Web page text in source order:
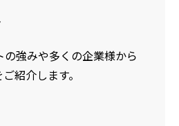
強みや多くの企業様から
紹介します。